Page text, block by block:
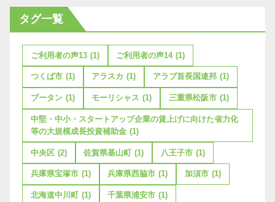
タグ一覧
ご利用者の声13 (1) ご利用者の声14 (1)
つくば市 (1) アラスカ (1) アラブ首長国連邦 (1)
ブータン (1) モーリシャス (1) 三重県松阪市 (1)
中堅・中小・スタートアップ企業の賃上げに向けた省力化
等の大規模成長投資補助金 (1)
中央区 (2) 佐賀県基山町 (1) 八王子市 (1)
兵庫県宝塚市 (1) 兵庫県西脇市 (1) 加須市 (1)
北海道中川町 (1) 千葉県浦安市 (1)